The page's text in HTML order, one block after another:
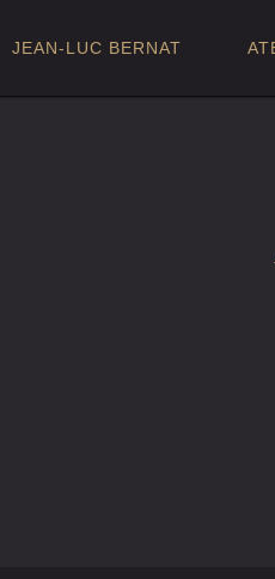
NAVIGATION
JEAN-LUC BERNAT